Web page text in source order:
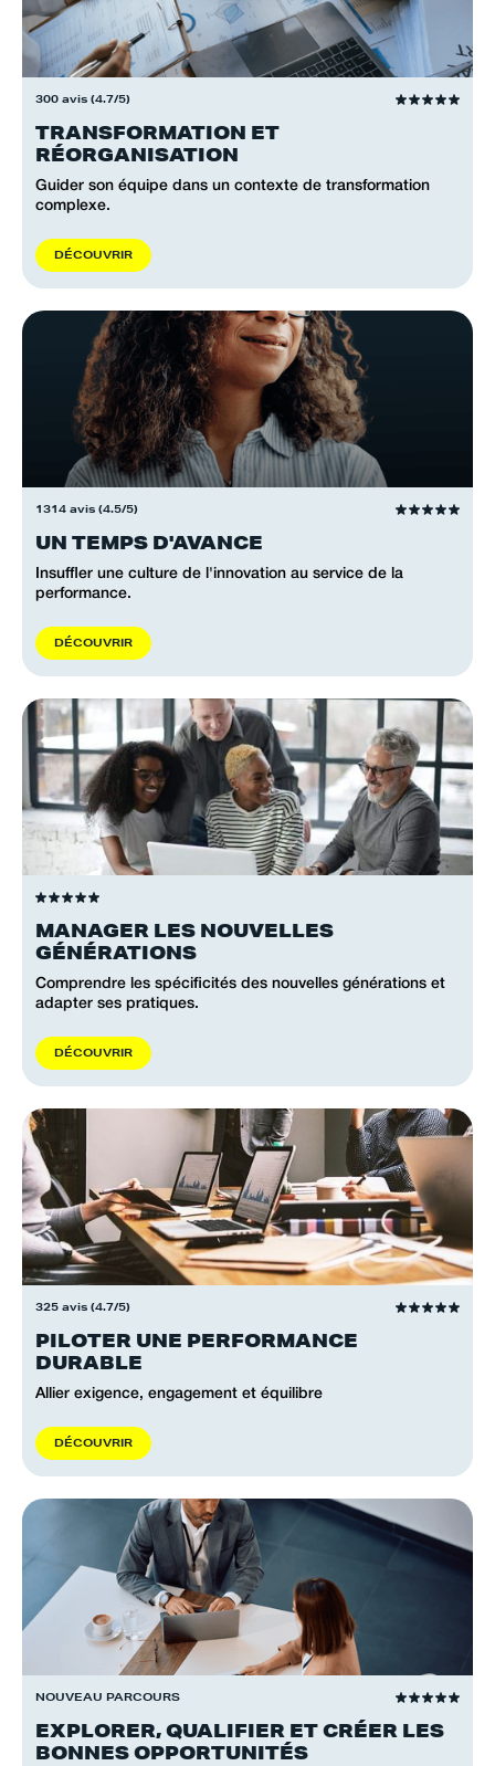
300 avis (4.7/5)
TRANSFORMATION ET
RÉORGANISATION
Guider son équipe dans un contexte de transformation
complexe.
DÉCOUVRIR
1314 avis (4.5/5)
UN TEMPS D'AVANCE
Insuffler une culture de l'innovation au service de la
performance.
DÉCOUVRIR
MANAGER LES NOUVELLES
GÉNÉRATIONS
Comprendre les spécificités des nouvelles générations et
adapter ses pratiques.
DÉCOUVRIR
325 avis (4.7/5)
PILOTER UNE PERFORMANCE
DURABLE
Allier exigence, engagement et équilibre
DÉCOUVRIR
NOUVEAU PARCOURS
EXPLORER, QUALIFIER ET CRÉER LES
BONNES OPPORTUNITÉS